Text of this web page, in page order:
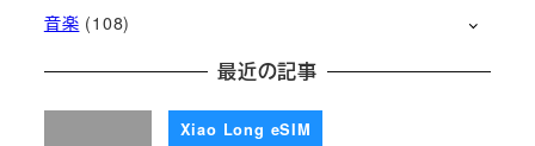
音楽 (108)
最近の記事
Xiao Long eSIM